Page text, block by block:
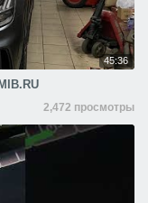
45:36
2,472 просмотры